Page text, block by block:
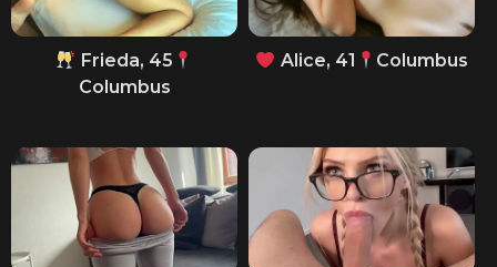
Frieda, 45
Columbus
Alice, 41 Columbus